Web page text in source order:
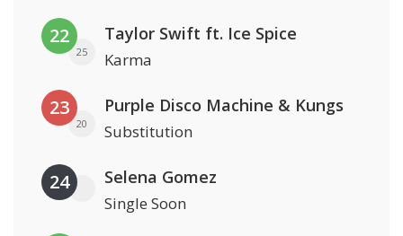
22
25
Taylor Swift ft. Ice Spice
Karma
23
20
Purple Disco Machine & Kungs
Substitution
24 Selena Gomez
Single Soon